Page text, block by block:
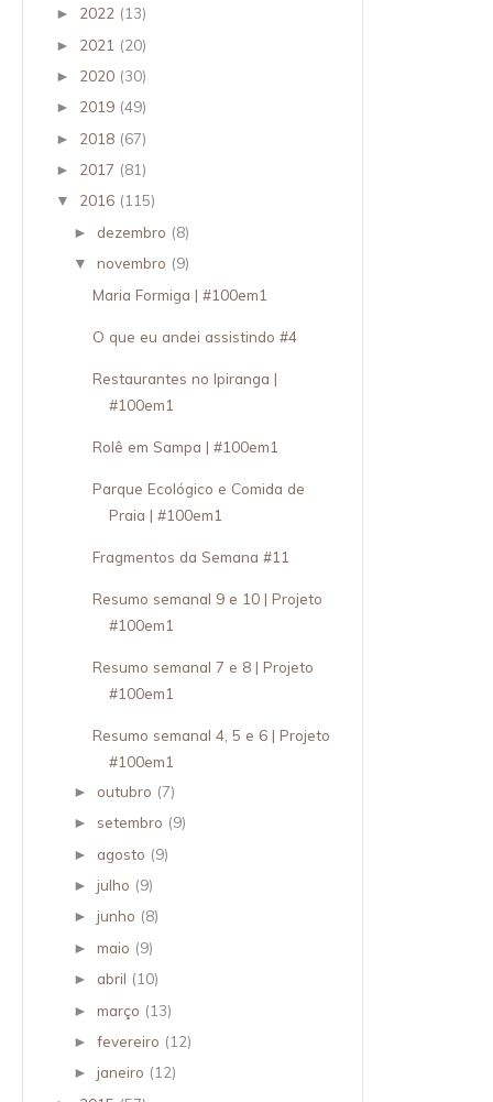
► 2022 (13)
► 2021 (20)
► 2020 (30)
► 2019 (49)
► 2018 (67)
► 2017 (81)
▼ 2016 (115)
► dezembro (8)
▼ novembro (9)
Maria Formiga | #100em1
O que eu andei assistindo #4
Restaurantes no Ipiranga |
#100em1
Rolê em Sampa | #100em1
Parque Ecológico e Comida de
Praia | #100em1
Fragmentos da Semana #11
Resumo semanal 9 e 10 | Projeto
#100em1
Resumo semanal 7 e 8 | Projeto
#100em1
Resumo semanal 4, 5 e 6 | Projeto
#100em1
► outubro (7)
► setembro (9)
► agosto (9)
► julho (9)
► junho (8)
►maio (9)
► abril (10)
►março (13)
►fevereiro (12)
► janeiro (12)